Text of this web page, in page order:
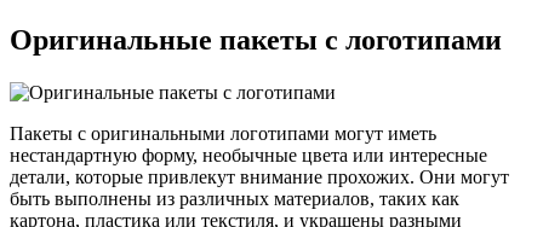
Оригинальные пакеты с логотипами
Пакеты с оригинальными логотипами могут иметь
нестандартную форму, необычные цвета или интересные
детали, которые привлекут внимание прохожих. Они могут
быть выполнены из различных материалов, таких как
картона, пластика или текстиля, и украшены разными